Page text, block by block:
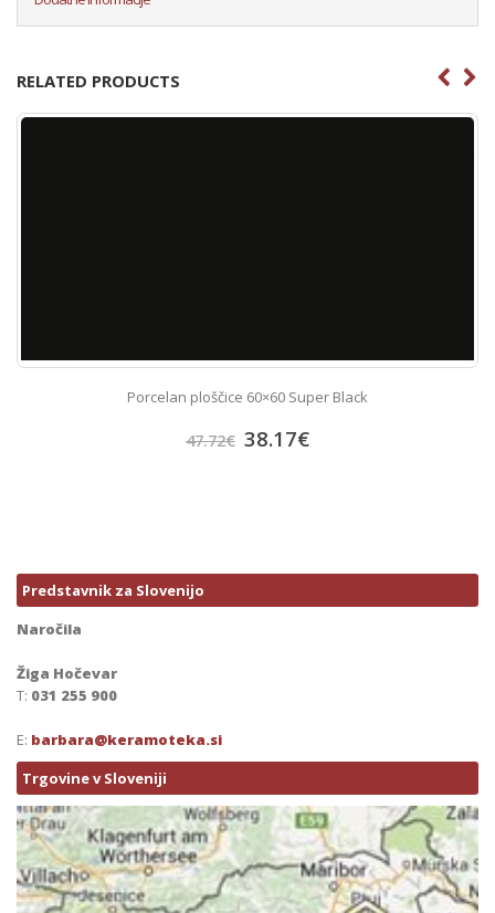
RELATED PRODUCTS
Porcelan ploščice 60×60 Super Black
47.72€ 38.17€
Predstavnik za Slovenijo
Naročila
Žiga Hočevar
T: 031 255 900
E: barbara@keramoteka.si
Trgovine v Sloveniji